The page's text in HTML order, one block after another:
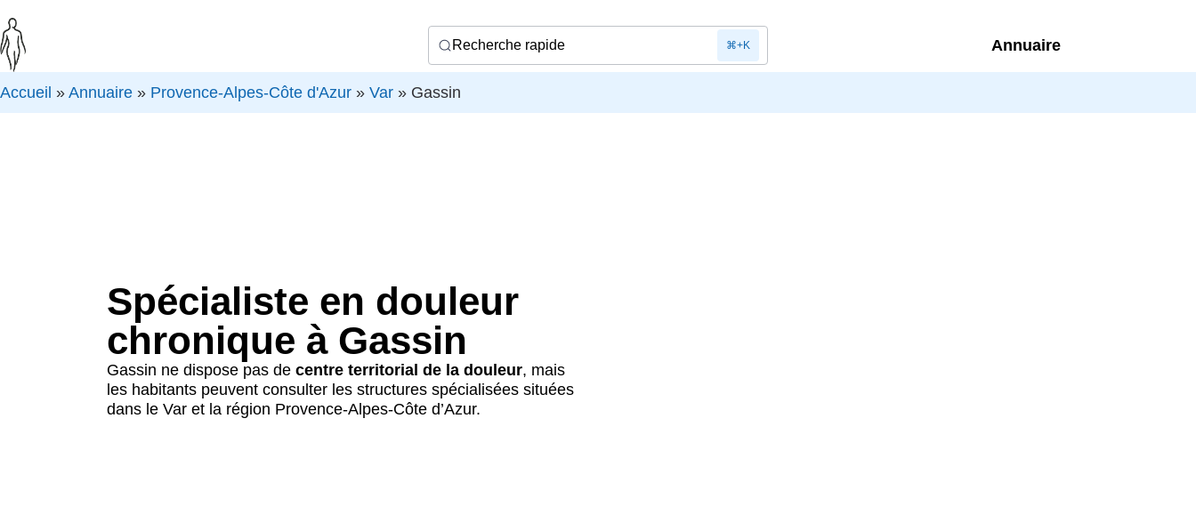
Recherche rapide ⌘+K Annuaire
Accueil » Annuaire » Provence-Alpes-Côte d'Azur » Var » Gassin
Spécialiste en douleur
chronique à Gassin
Gassin ne dispose pas de centre territorial de la douleur, mais
les habitants peuvent consulter les structures spécialisées situées
dans le Var et la région Provence-Alpes-Côte d’Azur.